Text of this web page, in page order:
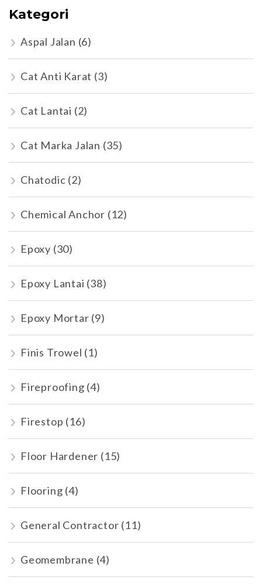
Kategori
Aspal Jalan (6)
Cat Anti Karat (3)
Cat Lantai (2)
Cat Marka Jalan (35)
Chatodic (2)
Chemical Anchor (12)
Epoxy (30)
Epoxy Lantai (38)
Epoxy Mortar (9)
Finis Trowel (1)
Fireproofing (4)
Firestop (16)
Floor Hardener (15)
Flooring (4)
General Contractor (11)
Geomembrane (4)